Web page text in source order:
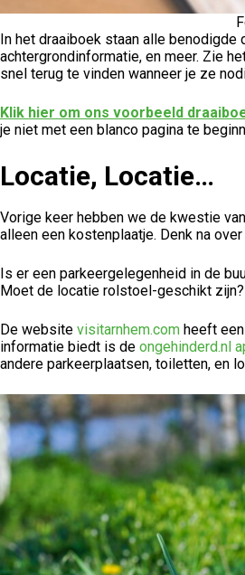
In het draaiboek staan alle benodigde
achtergrondinformatie, en meer. Zie
snel terug te vinden wanneer je ze
Klik hier om ons voorbeeld
je niet met een blanco pagina te
Locatie, Locatie…
Vorige keer hebben we de kwestie
alleen een kostenplaatje. Denk na
Is er een parkeergelegenheid in de
Moet de locatie rolstoel-geschikt
De website visitarnhem.com heeft
informatie biedt is de ongehinderd.nl
andere parkeerplaatsen, toiletten, en